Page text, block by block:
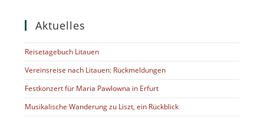
Aktuelles
Reisetagebuch Litauen
Vereinsreise nach Litauen: Rückmeldungen
Festkonzert für Maria Pawlowna in Erfurt
Musikalische Wanderung zu Liszt, ein Rückblick